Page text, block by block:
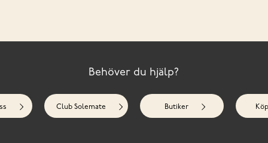
Behöver du hjälp?
Club Solemate Butiker